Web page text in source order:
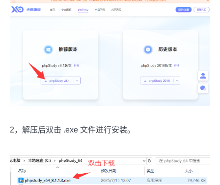
2，解压后双击 .exe 文件进行安装。